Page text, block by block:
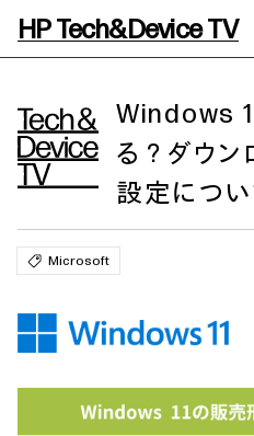
HP Tech&Device TV
全てのコンテンツ
チャンネル
AIの進化と活用事例
サイバーセキュリティ
教育とテクノロジー
ハイブリッドワーク
ワークステーション
事例
イベント・コラム
イベント・セミナー情報
メールニュース会員登録
日本HP 公式Webサイト
HP Tech&Device TV 内のコンテンツを
Windows
る？ダウン
設定につ
Microsoft